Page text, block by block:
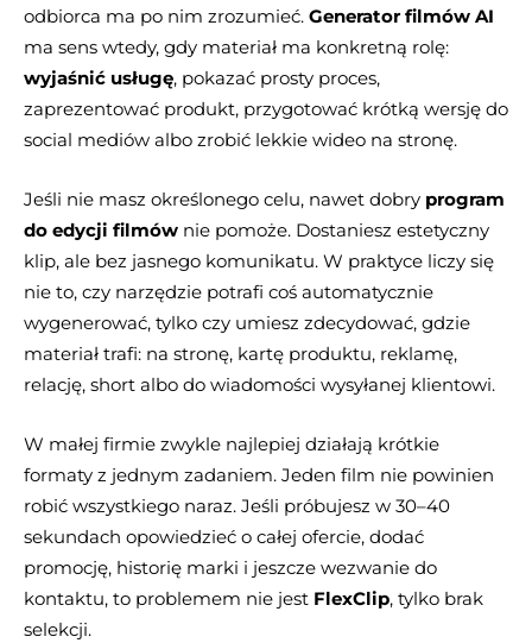
odbiorca ma po nim zrozumieć. Generator filmów AI
ma sens wtedy, gdy materiał ma konkretną rolę:
wyjaśnić usługę, pokazać prosty proces,
zaprezentować produkt, przygotować krótką wersję do
social mediów albo zrobić lekkie wideo na stronę.
Jeśli nie masz określonego celu, nawet dobry program
do edycji filmów nie pomoże. Dostaniesz estetyczny
klip, ale bez jasnego komunikatu. W praktyce liczy się
nie to, czy narzędzie potrafi coś automatycznie
wygenerować, tylko czy umiesz zdecydować, gdzie
materiał trafi: na stronę, kartę produktu, reklamę,
relację, short albo do wiadomości wysyłanej klientowi.
W małej firmie zwykle najlepiej działają krótkie
formaty z jednym zadaniem. Jeden film nie powinien
robić wszystkiego naraz. Jeśli próbujesz w 30–40
sekundach opowiedzieć o całej ofercie, dodać
promocję, historię marki i jeszcze wezwanie do
kontaktu, to problemem nie jest FlexClip, tylko brak
selekcji.